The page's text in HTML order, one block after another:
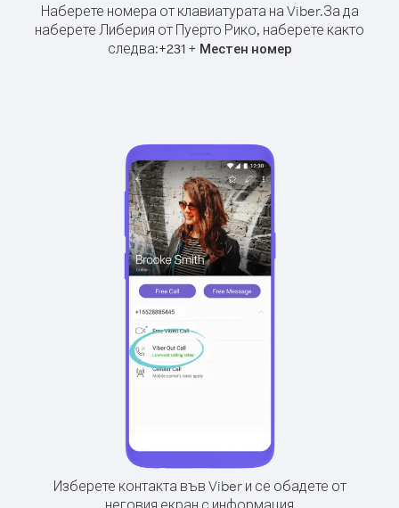
Наберете номера от клавиатурата на Viber.За да
наберете Либерия от Пуерто Рико, наберете както
следва:+231+ Местен номер
Изберете контакта във Viber и се обадете от
неговия екран с информация